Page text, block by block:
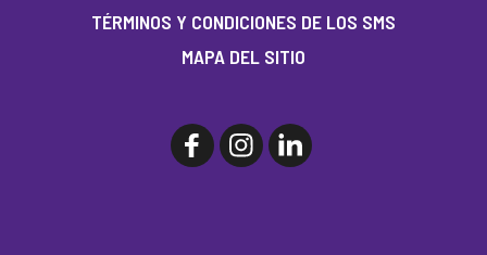
TÉRMINOS Y CONDICIONES DE LOS SMS
MAPA DEL SITIO